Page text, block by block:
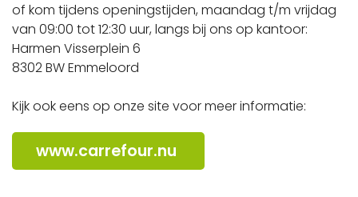
of kom tijdens openingstijden, maandag t/m vrijdag
van 09:00 tot 12:30 uur, langs bij ons op kantoor:
Harmen Visserplein 6
8302 BW Emmeloord
Kijk ook eens op onze site voor meer informatie:
www.carrefour.nu